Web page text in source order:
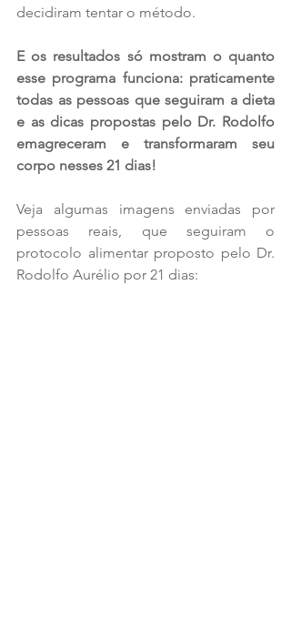
decidiram tentar o método.
E os resultados só mostram o quanto
esse programa funciona: praticamente
todas as pessoas que seguiram a dieta
e as dicas propostas pelo Dr. Rodolfo
emagreceram e transformaram seu
corpo nesses 21 dias!
Veja algumas imagens enviadas por
pessoas reais, que seguiram o
protocolo alimentar proposto pelo Dr.
Rodolfo Aurélio por 21 dias: